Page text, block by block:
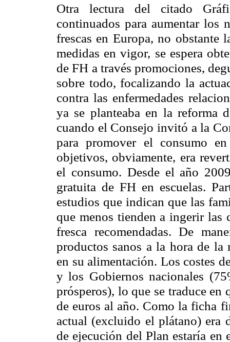
Otra lectura del citado
continuados para aumentar los
frescas en Europa, no obstante
medidas en vigor, se espera
de FH a través promociones,
sobre todo, focalizando la
contra las enfermedades
ya se planteaba en la reforma
cuando el Consejo invitó ala
para promover el consumo
objetivos, obviamente, era
el consumo. Desde el año
gratuita de FH en escuelas.
estudios que indican que las
que menos tienden a ingerir
fresca recomendadas. De
productos sanos a la hora de
en su alimentación. Los costes
y los Gobiernos nacionales
prósperos), lo que se traduce en
de euros al año. Como la ficha
actual (excluido el plátano) era
de ejecución del Plan estaría